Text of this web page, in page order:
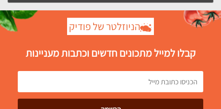
הניוזלטר של פודיק
קבלו למייל מתכונים חדשים וכתבות מעניינות